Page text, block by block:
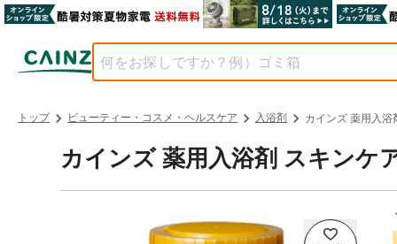
トップ ビューティー・コスメ・ヘルスケア 入浴剤 カインズ 薬用入
カインズ 薬用入浴剤 スキンケ